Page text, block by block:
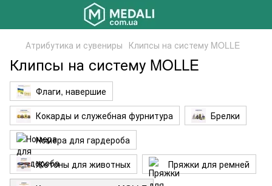
Атрибутика и сувениры Клипсы на систему MOLLE
Клипсы на систему MOLLE
Флаги, навершие
Кокарды и служебная фурнитура
Брелки
Номера для гардероба
Жетоны для животных
Пряжки для ремней